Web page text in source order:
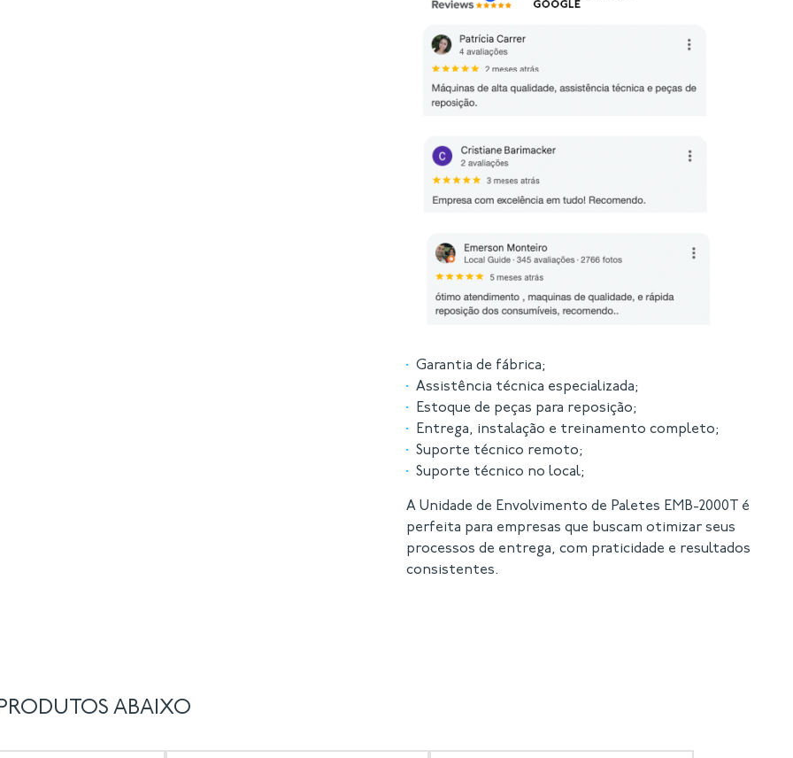
Garantia de fábrica;
Assistência técnica especializada;
Estoque de peças para reposição;
Entrega, instalação e treinamento completo;
Suporte técnico remoto;
Suporte técnico no local;
A Unidade de Envolvimento de Paletes EMB-2000T é
perfeita para empresas que buscam otimizar seus
processos de entrega, com praticidade e resultados
consistentes.
ABAIXO